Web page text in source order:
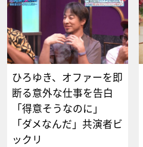
ひろゆき、オファーを即
断る意外な仕事を告白
「得意そうなのに」
「ダメなんだ」共演者ビ
ックリ